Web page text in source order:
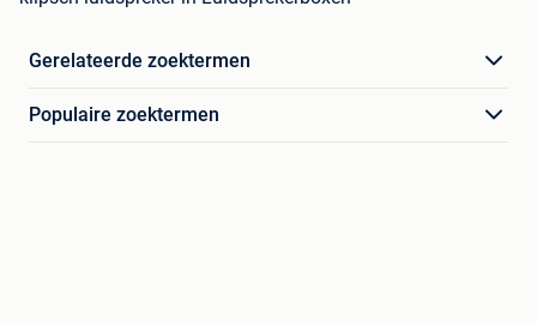
Gerelateerde zoektermen
Populaire zoektermen